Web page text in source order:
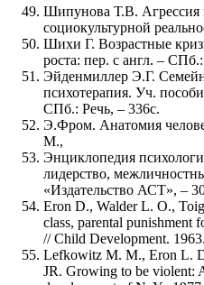
Шипунова Т.В. Агрессия
социокультурной
Шихи Г. Возрастные
роста: пер. с англ. –
Эйденмиллер Э.Г.
психотерапия. Уч.
СПб.: Речь, – 336с.
Э.Фром. Анатомия
М.,
Энциклопедия
лидерство,
«Издательство АСТ», –
Eron D., Walder L. O.,
class, parental punishment
// Child Development.
Lefkowitz M. M., Eron L.
JR. Growing to be violent: